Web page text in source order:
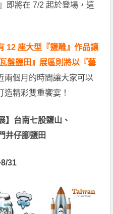
即將在 7/2 起於登場，這
12 座大型『鹽雕』作品讓
盤鹽田』展區則將以『藝
兩個月的時間讓大家可以
精彩雙重饗宴！
】台南七股鹽山、
井仔腳鹽田
31